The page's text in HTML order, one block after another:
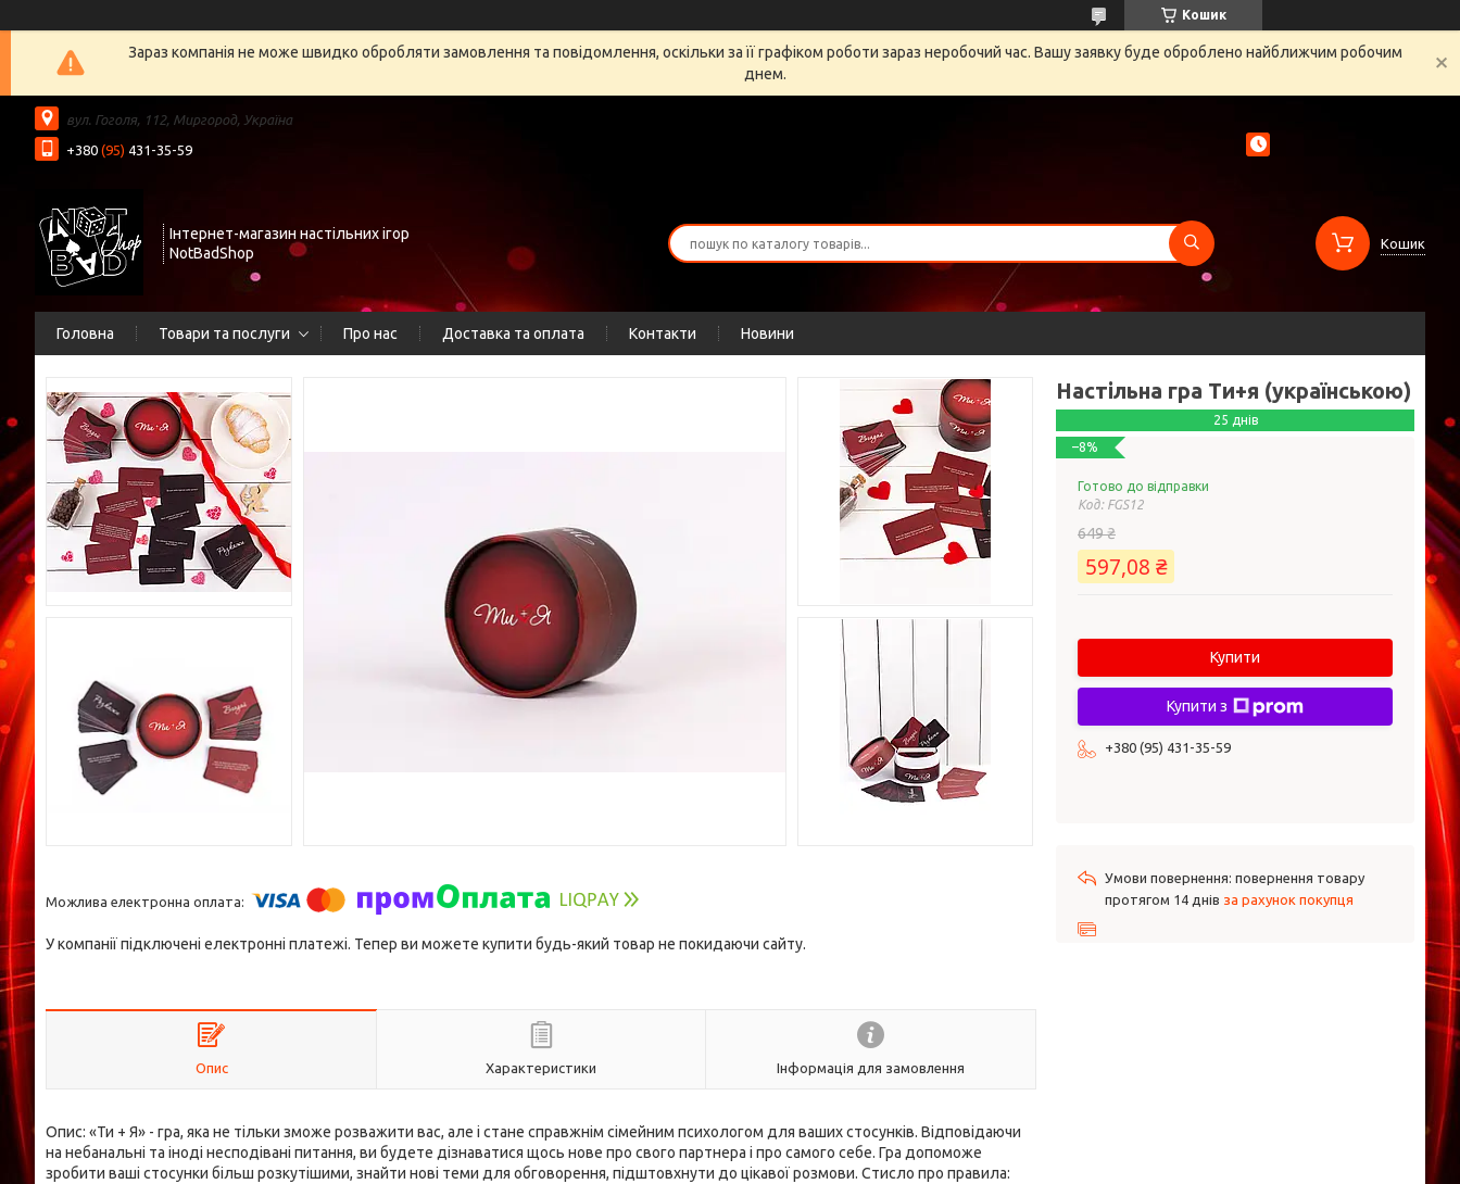
Кошик
Зараз компанія не може швидко обробляти замовлення та повідомлення, оскільки за її графіком роботи зараз неробочий час. Вашу заявку буде оброблено найближчим робочим
днем.
вул. Гоголя, 112, Миргород, Україна
+380 (95) 431-35-59
Інтернет-магазин настільних ігор
NotBadShop
Кошик
Головна Товари та послуги Про нас Доставка та оплата Контакти Новини
У компанії підключені електронні платежі. Тепер ви можете купити будь-який товар не покидаючи сайту.
Опис Характеристики Інформація для замовлення
Опис: «Ти + Я» - гра, яка не тільки зможе розважити вас, але і стане справжнім сімейним психологом для ваших стосунків. Відповідаючи
на небанальні та іноді несподівані питання, ви будете дізнаватися щось нове про свого партнера і про самого себе. Гра допоможе
зробити ваші стосунки більш розкутішими, знайти нові теми для обговорення, підштовхнути до цікавої розмови. Стисло про правила:
Настільна гра Ти+я (українською)
25 днів
–8%
Готово до відправки
Код: FGS12
649 ₴
597,08 ₴
Купити
Купити з
+380 (95) 431-35-59
повернення товару
протягом 14 днів за рахунок покупця